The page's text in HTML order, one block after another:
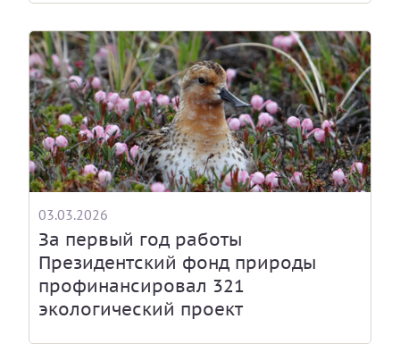
03.03.2026
За первый год работы
Президентский фонд природы
профинансировал 321
экологический проект